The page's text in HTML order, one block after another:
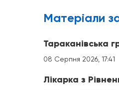
Матерiали
Тараканівська
08 Серпня 2026, 17:41
Лікарка з